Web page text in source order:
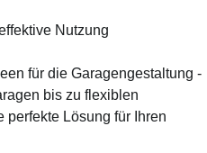
Nutzung
für die Garagengestaltung -
bis zu flexiblen
perfekte Lösung für Ihren